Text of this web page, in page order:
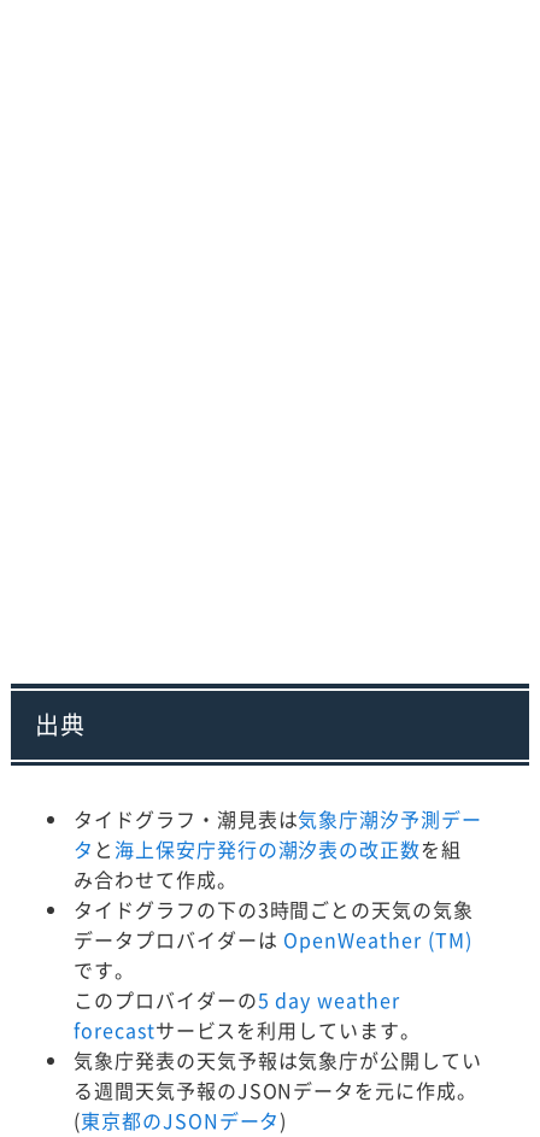
出典
タイドグラフ・潮見表は気象庁潮汐予測デー
タ と 海上保安庁発行の潮汐表の改正数を組
み合わせて作成。
タイドグラフの下の3時間ごとの天気の気象
データプロバイダーは OpenWeather (TM)
です。
このプロバイダーの5 day weather
forecastサービスを利用しています。
気象庁発表の天気予報は気象庁が公開してい
る週間天気予報のJSONデータを元に作成。
(東京都のJSONデータ)